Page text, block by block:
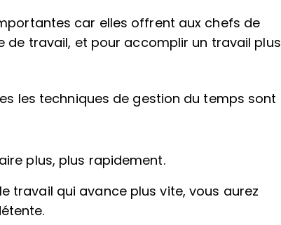
car elles offrent aux chefs de
travail, et pour accomplir un travail plus
les techniques de gestion du temps sont
plus, plus rapidement.
travail qui avance plus vite, vous aurez